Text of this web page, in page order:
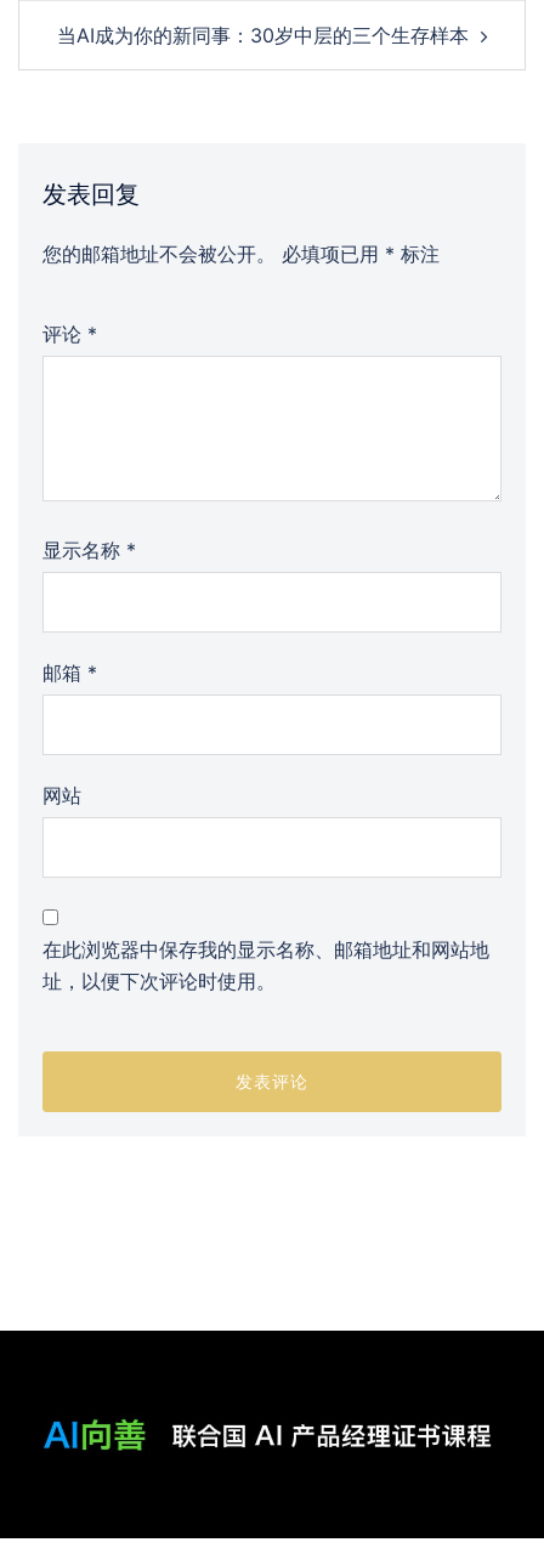
当AI成为你的新同事：30岁中层的三个生存样本
发表回复
您的邮箱地址不会被公开。 必填项已用 * 标注
评论 *
显示名称 *
邮箱 *
网站
在此浏览器中保存我的显示名称、邮箱地址和网站地
址，以便下次评论时使用。